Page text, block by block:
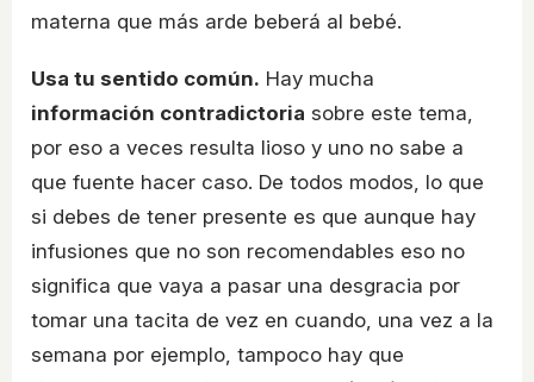
materna que más arde beberá al bebé.
Usa tu sentido común. Hay mucha
información contradictoria sobre este tema,
por eso a veces resulta lioso y uno no sabe a
que fuente hacer caso. De todos modos, lo que
si debes de tener presente es que aunque hay
infusiones que no son recomendables eso no
significa que vaya a pasar una desgracia por
tomar una tacita de vez en cuando, una vez a la
semana por ejemplo, tampoco hay que